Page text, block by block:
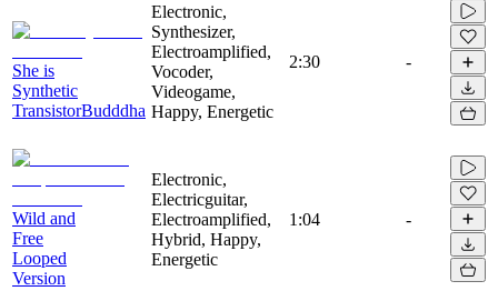
She is
Synthetic
TransistorBudddha
Electronic,
Synthesizer,
Electroamplified,
Vocoder,
Videogame,
Happy, Energetic
2:30 -
Wild and
Free
Looped
Version
Electronic,
Electricguitar,
Electroamplified,
Hybrid, Happy,
Energetic
1:04 -